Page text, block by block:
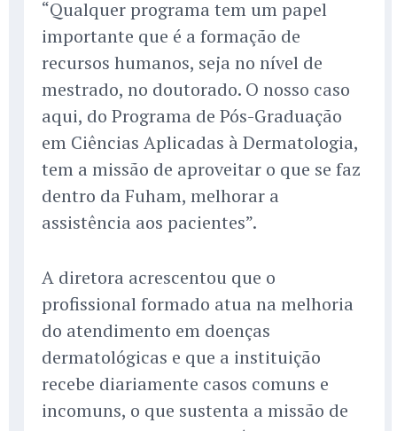
“Qualquer programa tem um papel
importante que é a formação de
recursos humanos, seja no nível de
mestrado, no doutorado. O nosso caso
aqui, do Programa de Pós-Graduação
em Ciências Aplicadas à Dermatologia,
tem a missão de aproveitar o que se faz
dentro da Fuham, melhorar a
assistência aos pacientes”.
A diretora acrescentou que o
profissional formado atua na melhoria
do atendimento em doenças
dermatológicas e que a instituição
recebe diariamente casos comuns e
incomuns, o que sustenta a missão de